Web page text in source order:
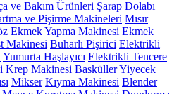
ve Bakım Ürünleri Şarap Dolabı
ve Pişirme Makineleri Mısır
Ekmek Yapma Makinesi Ekmek
Makinesi Buharlı Pişirici Elektrikli
Yumurta Haşlayıcı Elektrikli Tencere
Krep Makinesi BasküllerYiyecek
Mikser Kıyma Makinesi Blender